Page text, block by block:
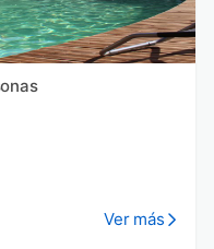
Ver más